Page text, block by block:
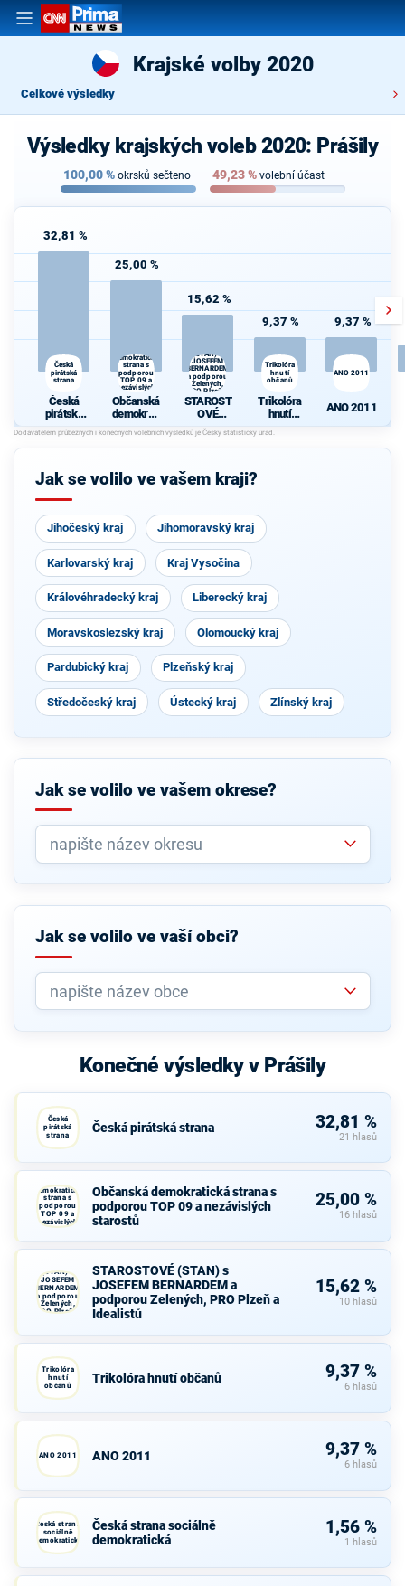
Krajské volby 2020
Celkové výsledky
Výsledky krajských voleb 2020: Prášily
100,00% okrsků sečteno 49,23% volební účast
32,81 %
Česká
pirátská
strana
Česká
pirátská
strana
25,00 %
demokratická
strana s
podporou
TOP 09 a
nezávislých
starostů
Občanská
demokrati
cká strana
s podporou
TOP 09 a
h starostů
15,62 %
(STAN) s
JOSEFEM
BERNARDEM
a podporou
Zelených,
PRO Plzeň a
Idealistů
STAROST
OVÉ
(STAN) s
JOSEFEM
BERNARD
podporou
a Idealistů
9,37 %
Trikolóra
hnutí
občanů
Trikolóra
hnutí
občanů
9,37 %
ANO 2011
ANO 2011
Jak se volilo ve vašem kraji?
Jihočeský kraj Jihomoravský kraj
Karlovarský kraj Kraj Vysočina
Královéhradecký kraj Liberecký kraj
Moravskoslezský kraj Olomoucký kraj
Pardubický kraj Plzeňský kraj
Středočeský kraj Ústecký kraj Zlínský kraj
Jak se volilo ve vašem okrese?
Jak se volilo ve vaší obci?
Konečné výsledky v Prášily
Česká
pirátská
strana
Česká pirátská strana 32,81 %
21 hlasů
demokratická
strana s
podporou
TOP 09 a
nezávislých
starostů
Občanská demokratická strana s
podporou TOP 09 a nezávislých
starostů
25,00 %
16 hlasů
(STAN) s
JOSEFEM
BERNARDEM
a podporou
Zelených,
PRO Plzeň a
STAROSTOVÉ (STAN) s
JOSEFEM BERNARDEM a
podporou Zelených, PRO Plzeň a
Idealistů
15,62 %
10 hlasů
Trikolóra
hnutí
občanů
Trikolóra hnutí občanů 9,37 %
6 hlasů
ANO 2011 ANO 2011 9,37 %
6 hlasů
Česká strana
sociálně
demokratická
Česká strana sociálně
demokratická
1,56 %
1 hlasů